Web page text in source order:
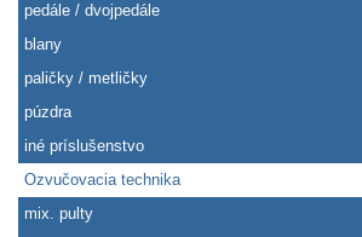
pedále / dvojpedále
blany
paličky / metličky
púzdra
iné príslušenstvo
Ozvučovacia technika
mix. pulty